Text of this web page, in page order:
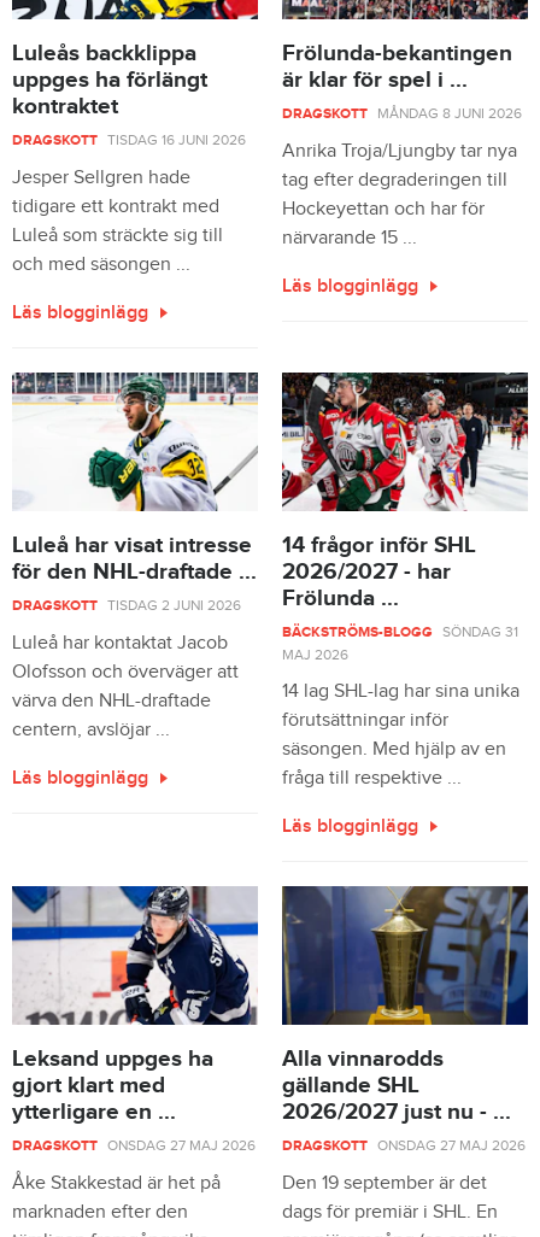
Luleås backklippa
uppges ha förlängt
kontraktet
DRAGSKOTT TISDAG 16 JUNI 2026
Jesper Sellgren hade
tidigare ett kontrakt med
Luleå som sträckte sig till
och med säsongen ...
Läs blogginlägg
Frölunda-bekantingen
är klar för spel i ...
DRAGSKOTT MÅNDAG 8 JUNI 2026
Anrika Troja/Ljungby tar nya
tag efter degraderingen till
Hockeyettan och har för
närvarande 15 ...
Läs blogginlägg
Luleå har visat intresse
för den NHL-draftade ...
DRAGSKOTT TISDAG 2 JUNI 2026
Luleå har kontaktat Jacob
Olofsson och överväger att
värva den NHL-draftade
centern, avslöjar ...
Läs blogginlägg
14 frågor inför SHL
2026/2027 - har
Frölunda ...
BÄCKSTRÖMS-BLOGG
SÖNDAG 31
MAJ 2026
14 lag SHL-lag har sina unika
förutsättningar inför
säsongen. Med hjälp av en
fråga till respektive ...
Läs blogginlägg
Leksand uppges ha
gjort klart med
ytterligare en ...
DRAGSKOTT ONSDAG 27 MAJ 2026
Åke Stakkestad är het på
marknaden efter den
Alla vinnarodds
gällande SHL
2026/2027 just nu - ...
DRAGSKOTT ONSDAG 27 MAJ 2026
Den 19 september är det
dags för premiär i SHL. En